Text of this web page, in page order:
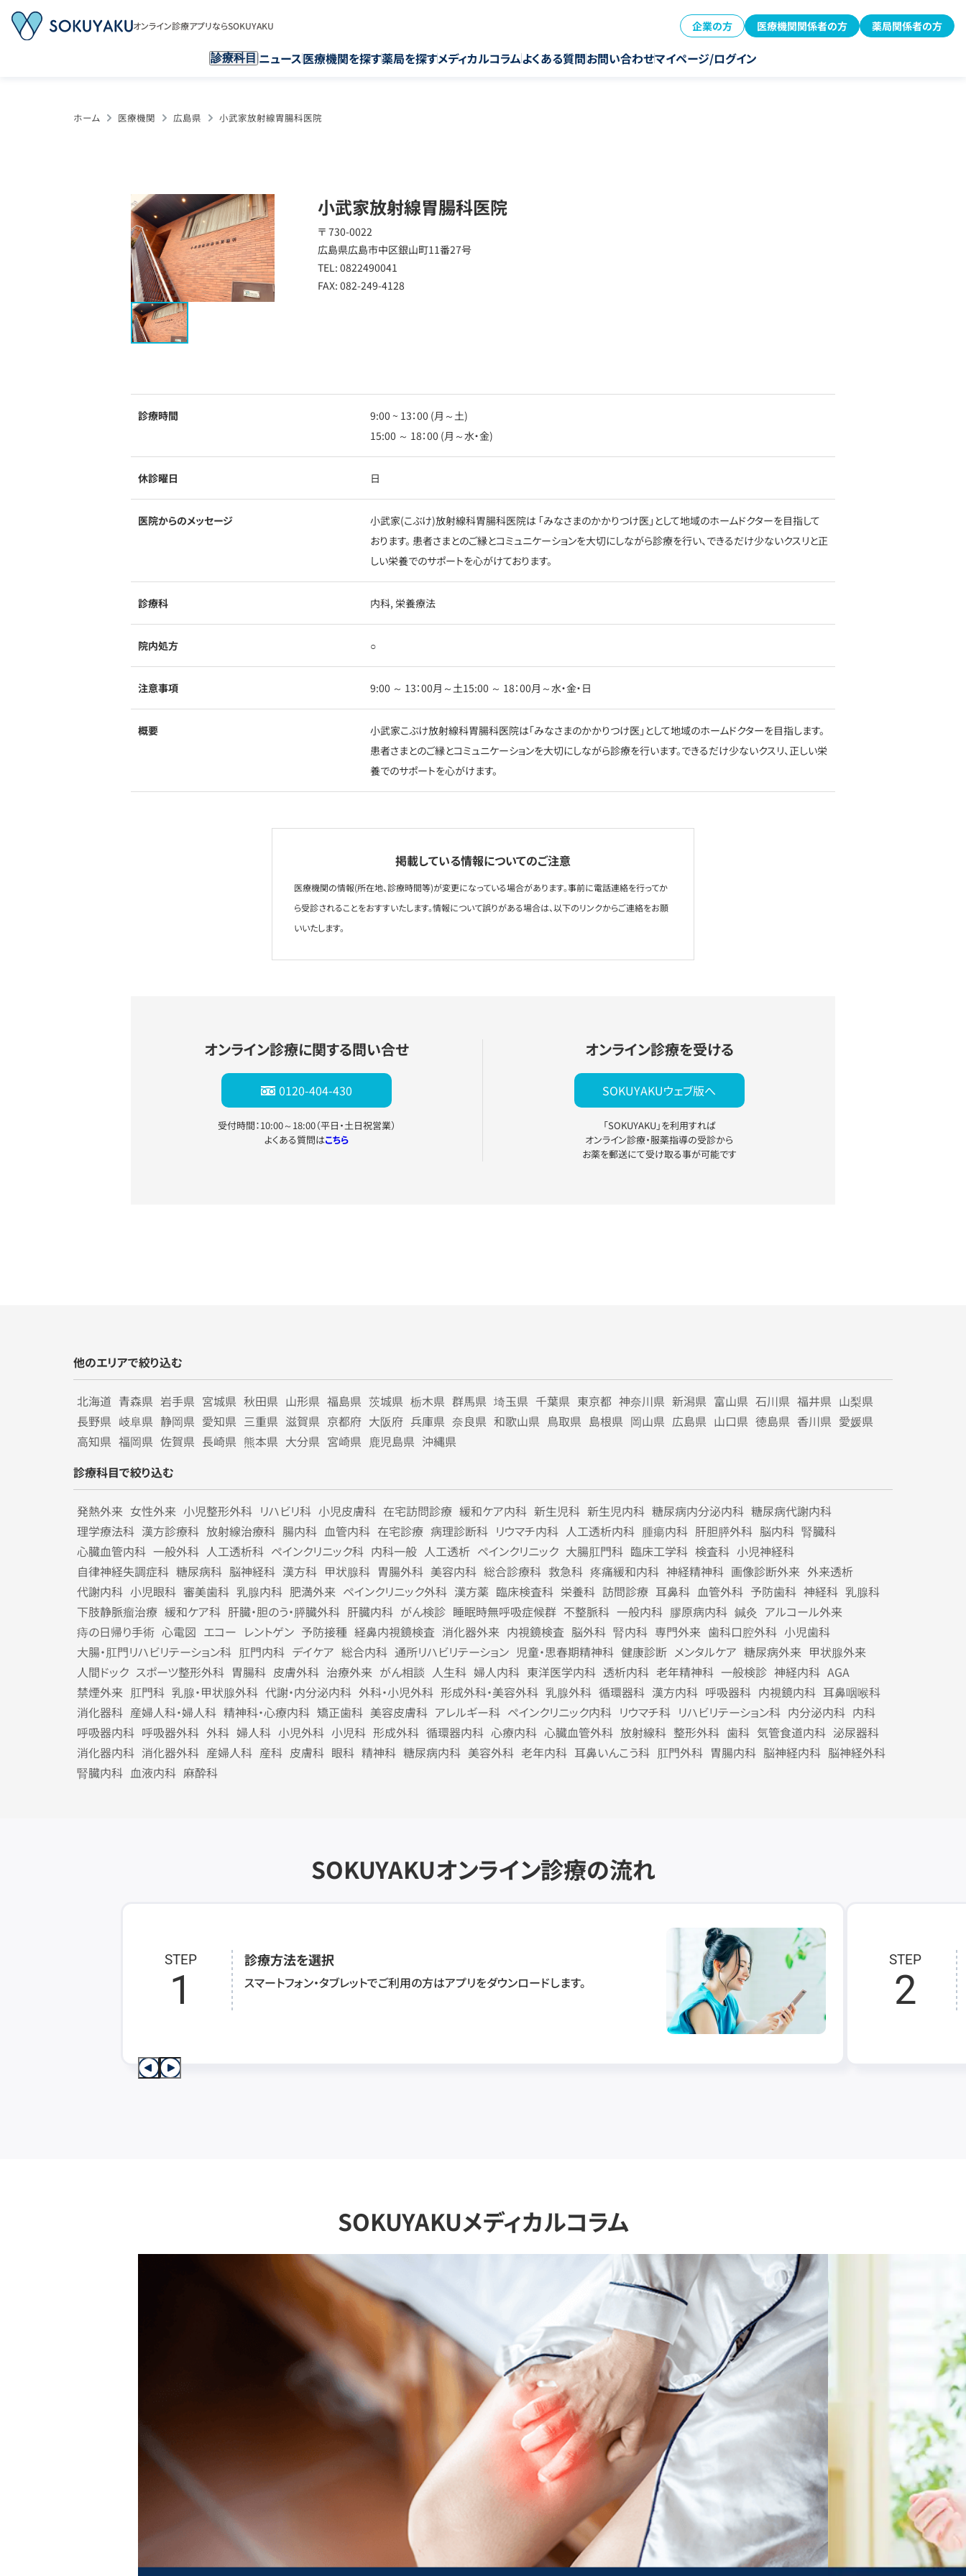
オンライン診療アプリならSOKUYAKU 企業の方 医療機関関係者の方 薬局関係者の方
診療科目 ニュース医療機関を探す薬局を探すメディカルコラムよくある質問お問い合わせマイページ/ログイン
ホーム 医療機関 広島県 小武家放射線胃腸科医院
小武家放射線胃腸科医院
〒 730-0022
広島県広島市中区銀山町11番27号
TEL: 0822490041
FAX: 082-249-4128
診療時間
9:00 ~ 13：00 (月～土)
15:00 ～ 18：00 (月～水・金)
休診曜日 日
医院からのメッセージ
小武家(こぶけ)放射線科胃腸科医院は 「みなさまのかかりつけ医」として地域のホームドクターを目指して
おります。 患者さまとのご縁とコミュニケーションを大切にしながら診療を行い、できるだけ少ないクスリと正
しい栄養でのサポートを心がけております。
診療科 内科, 栄養療法
院内処方 ○
注意事項 9:00 ～ 13：00月～土15:00 ～ 18：00月～水・金・日
概要
小武家こぶけ放射線科胃腸科医院は「みなさまのかかりつけ医」として地域のホームドクターを目指します。
患者さまとのご縁とコミュニケーションを大切にしながら診療を行います。できるだけ少ないクスリ、正しい栄
養でのサポートを心がけます。
掲載している情報についてのご注意
医療機関の情報(所在地、診療時間等)が変更になっている場合があります。事前に電話連絡を行ってか
ら受診されることをおすすいたします。情報について誤りがある場合は、以下のリンクからご連絡をお願
いいたします。
オンライン診療に関する問い合せ
0120-404-430
受付時間：10:00～18:00（平日・土日祝営業）
よくある質問はこちら
オンライン診療を受ける
SOKUYAKUウェブ版へ
「SOKUYAKU」を利用すれば
オンライン診療・服薬指導の受診から
お薬を郵送にて受け取る事が可能です
他のエリアで絞り込む
北海道 青森県 岩手県 宮城県 秋田県 山形県 福島県 茨城県 栃木県 群馬県 埼玉県 千葉県 東京都 神奈川県 新潟県 富山県 石川県 福井県 山梨県
長野県 岐阜県 静岡県 愛知県 三重県 滋賀県 京都府 大阪府 兵庫県 奈良県 和歌山県 鳥取県 島根県 岡山県 広島県 山口県 徳島県 香川県 愛媛県
高知県 福岡県 佐賀県 長崎県 熊本県 大分県 宮崎県 鹿児島県 沖縄県
診療科目で絞り込む
発熱外来 女性外来 小児整形外科 リハビリ科 小児皮膚科 在宅訪問診療 緩和ケア内科 新生児科 新生児内科 糖尿病内分泌内科 糖尿病代謝内科
理学療法科 漢方診療科 放射線治療科 腸内科 血管内科 在宅診療 病理診断科 リウマチ内科 人工透析内科 腫瘍内科 肝胆膵外科 脳内科 腎臓科
心臓血管内科 一般外科 人工透析科 ペインクリニック科 内科一般 人工透析 ペインクリニック 大腸肛門科 臨床工学科 検査科 小児神経科
自律神経失調症科 糖尿病科 脳神経科 漢方科 甲状腺科 胃腸外科 美容内科 総合診療科 救急科 疼痛緩和内科 神経精神科 画像診断外来 外来透析
代謝内科 小児眼科 審美歯科 乳腺内科 肥満外来 ペインクリニック外科 漢方薬 臨床検査科 栄養科 訪問診療 耳鼻科 血管外科 予防歯科 神経科 乳腺科
下肢静脈瘤治療 緩和ケア科 肝臓・胆のう・膵臓外科 肝臓内科 がん検診 睡眠時無呼吸症候群 不整脈科 一般内科 膠原病内科 鍼灸 アルコール外来
痔の日帰り手術 心電図 エコー レントゲン 予防接種 経鼻内視鏡検査 消化器外来 内視鏡検査 脳外科 腎内科 専門外来 歯科口腔外科 小児歯科
大腸・肛門リハビリテーション科 肛門内科 デイケア 総合内科 通所リハビリテーション 児童・思春期精神科 健康診断 メンタルケア 糖尿病外来 甲状腺外来
人間ドック スポーツ整形外科 胃腸科 皮膚外科 治療外来 がん相談 人生科 婦人内科 東洋医学内科 透析内科 老年精神科 一般検診 神経内科 AGA
禁煙外来 肛門科 乳腺・甲状腺外科 代謝・内分泌内科 外科・小児外科 形成外科・美容外科 乳腺外科 循環器科 漢方内科 呼吸器科 内視鏡内科 耳鼻咽喉科
消化器科 産婦人科・婦人科 精神科・心療内科 矯正歯科 美容皮膚科 アレルギー科 ペインクリニック内科 リウマチ科 リハビリテーション科 内分泌内科 内科
呼吸器内科 呼吸器外科 外科 婦人科 小児外科 小児科 形成外科 循環器内科 心療内科 心臓血管外科 放射線科 整形外科 歯科 気管食道内科 泌尿器科
消化器内科 消化器外科 産婦人科 産科 皮膚科 眼科 精神科 糖尿病内科 美容外科 老年内科 耳鼻いんこう科 肛門外科 胃腸内科 脳神経内科 脳神経外科
腎臓内科 血液内科 麻酔科
SOKUYAKUオンライン診療の流れ
STEP
1
診療方法を選択
スマートフォン・タブレットでご利用の方はアプリをダウンロードします。
STEP
2
SOKUYAKUメディカルコラム